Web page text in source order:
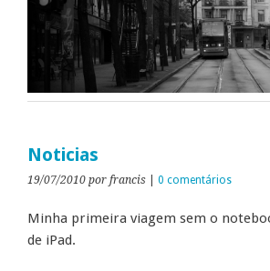
Noticias
19/07/2010 por francis 0 comentários
Minha primeira viagem sem o
de iPad.